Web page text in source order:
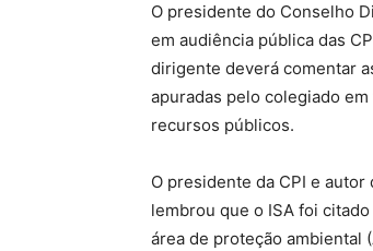
O presidente do Conselho
em audiência pública das
dirigente deverá comentar
apuradas pelo colegiado
recursos públicos.
O presidente da CPI e
lembrou que o ISA foi
área de proteção ambiental